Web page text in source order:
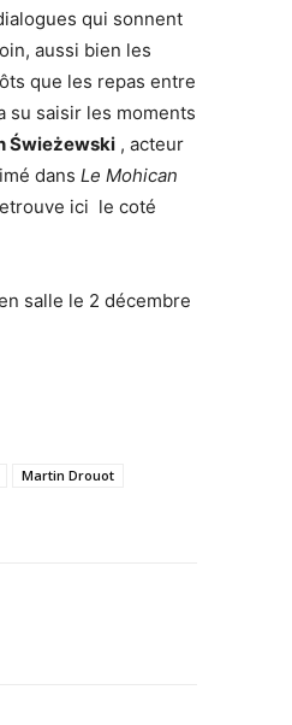
qui sonnent
aussi bien les
que les repas entre
su saisir les moments
Świeżewski , acteur
dans Le Mohican
ici le coté
salle le 2 décembre
Martin Drouot